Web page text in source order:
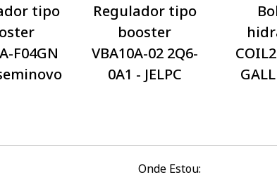
tipo
F04GN
Regulador tipo
booster
VBA10A-02 2Q6-
0A1 - JELPC
Onde Estou: